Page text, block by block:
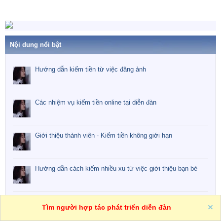
Nội dung nổi bật
Hướng dẫn kiếm tiền từ việc đăng ảnh
Các nhiệm vụ kiếm tiền online tại diễn đàn
Giới thiệu thành viên - Kiếm tiền không giới hạn
Hướng dẫn cách kiếm nhiều xu từ việc giới thiệu bạn bè
tiềnTìm người hợp tác phát triển diễn đàn